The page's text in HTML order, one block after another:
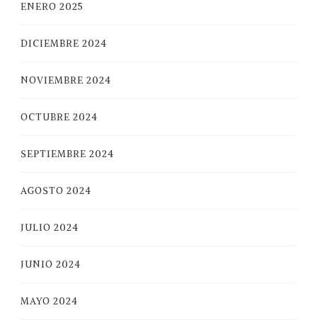
ENERO 2025
DICIEMBRE 2024
NOVIEMBRE 2024
OCTUBRE 2024
SEPTIEMBRE 2024
AGOSTO 2024
JULIO 2024
JUNIO 2024
MAYO 2024